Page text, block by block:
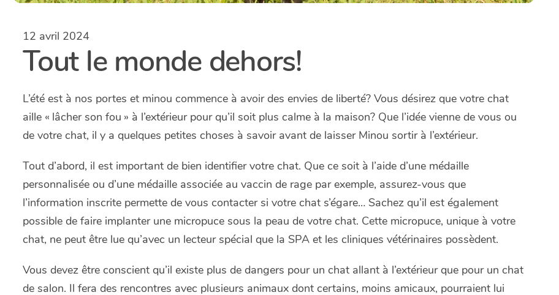
12 avril 2024
Tout le monde dehors!
L’été est à nos portes et minou commence à avoir des envies de liberté? Vous désirez que votre chat
aille « lâcher son fou » à l’extérieur pour qu’il soit plus calme à la maison? Que l’idée vienne de vous ou
de votre chat, il y a quelques petites choses à savoir avant de laisser Minou sortir à l’extérieur.
Tout d’abord, il est important de bien identifier votre chat. Que ce soit à l’aide d’une médaille
personnalisée ou d’une médaille associée au vaccin de rage par exemple, assurez-vous que
l’information inscrite permette de vous contacter si votre chat s’égare… Sachez qu’il est également
possible de faire implanter une micropuce sous la peau de votre chat. Cette micropuce, unique à votre
chat, ne peut être lue qu’avec un lecteur spécial que la SPA et les cliniques vétérinaires possèdent.
Vous devez être conscient qu’il existe plus de dangers pour un chat allant à l’extérieur que pour un chat
de salon. Il fera des rencontres avec plusieurs animaux dont certains, moins amicaux, pourraient lui